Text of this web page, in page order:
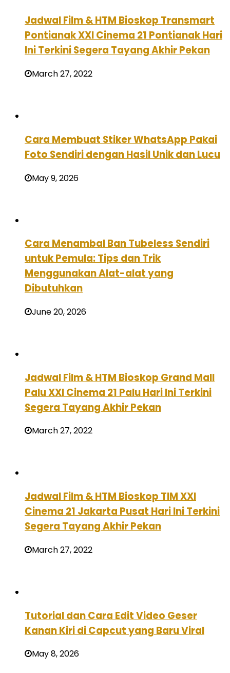
Jadwal Film & HTM Bioskop Transmart
Pontianak XXI Cinema 21 Pontianak Hari
Ini Terkini Segera Tayang Akhir Pekan
March 27, 2022
Cara Membuat Stiker WhatsApp Pakai
Foto Sendiri dengan Hasil Unik dan Lucu
May 9, 2026
Cara Menambal Ban Tubeless Sendiri
untuk Pemula: Tips dan Trik
Menggunakan Alat-alat yang
Dibutuhkan
June 20, 2026
Jadwal Film & HTM Bioskop Grand Mall
Palu XXI Cinema 21 Palu Hari Ini Terkini
Segera Tayang Akhir Pekan
March 27, 2022
Jadwal Film & HTM Bioskop TIM XXI
Cinema 21 Jakarta Pusat Hari Ini Terkini
Segera Tayang Akhir Pekan
March 27, 2022
Tutorial dan Cara Edit Video Geser
Kanan Kiri di Capcut yang Baru Viral
May 8, 2026